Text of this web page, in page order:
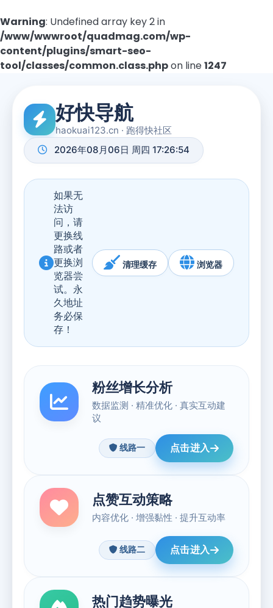
Warning: Undefined array key 2 in
/www/wwwroot/quadmag.com/wp-
content/plugins/smart-seo-
tool/classes/common.class.phpon line1247